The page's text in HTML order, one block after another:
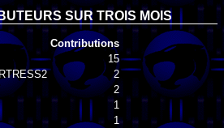
SUR TROIS MOIS
Contributions
15
2
2
1
1